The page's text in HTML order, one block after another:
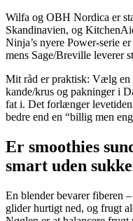
Wilfa og OBH Nordica er
Skandinavien, og
Ninja’s nyere Power-serie
mens Sage/Breville leverer
Mit råd er praktisk: Vælg en
kande/krus og pakninger i
fat i. Det forlænger
bedre end en “billig men
Er smoothies
smart uden
En blender bevarer fiberen
glider hurtigt ned, og frugt